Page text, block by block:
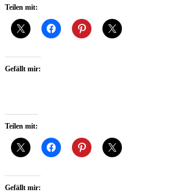
Teilen mit:
Gefällt mir:
Teilen mit:
Gefällt mir: